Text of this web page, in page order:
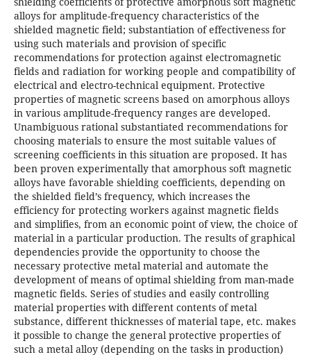
alloys for amplitude-frequency characteristics of the
shielded magnetic field; substantiation of effectiveness for
using such materials and provision of specific
recommendations for protection against electromagnetic
fields and radiation for working people and compatibility of
electrical and electro-technical equipment. Protective
properties of magnetic screens based on amorphous alloys
in various amplitude-frequency ranges are developed.
Unambiguous rational substantiated recommendations for
choosing materials to ensure the most suitable values of
screening coefficients in this situation are proposed. It has
been proven experimentally that amorphous soft magnetic
alloys have favorable shielding coefficients, depending on
the shielded field’s frequency, which increases the
efficiency for protecting workers against magnetic fields
and simplifies, from an economic point of view, the choice of
material in a particular production. The results of graphical
dependencies provide the opportunity to choose the
necessary protective metal material and automate the
development of means of optimal shielding from man-made
magnetic fields. Series of studies and easily controlling
material properties with different contents of metal
substance, different thicknesses of material tape, etc. makes
it possible to change the general protective properties of
such a metal alloy (depending on the tasks in production)